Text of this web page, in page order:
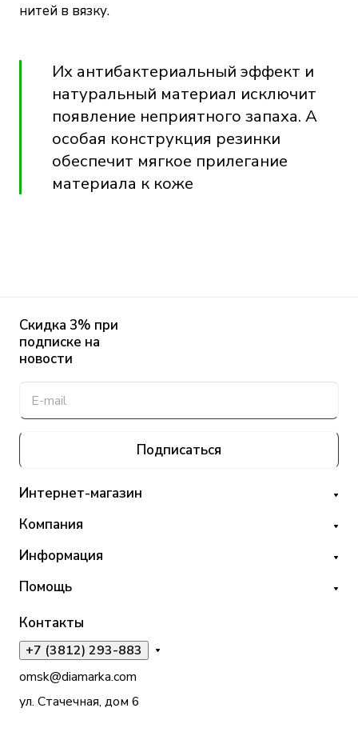
нитей в вязку.
Их антибактериальный эффект и
натуральный материал исключит
появление неприятного запаха. А
особая конструкция резинки
обеспечит мягкое прилегание
материала к коже
Скидка 3% при
подписке на
новости
Подписаться
Интернет-магазин
Компания
Информация
Помощь
Контакты
+7 (3812) 293-883
omsk@diamarka.com
ул. Стачечная, дом 6